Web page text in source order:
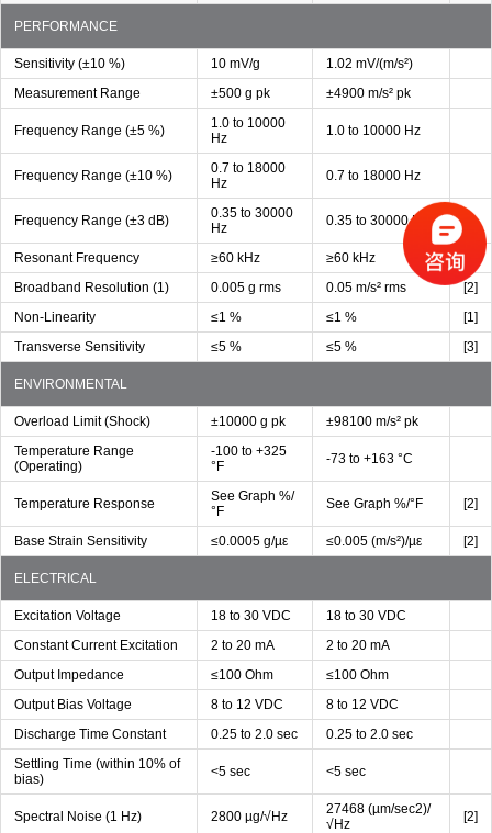
PERFORMANCE
Sensitivity (±10 %) 10 mV/g
1.02 mV/(m/s²)
Measurement Range
±500 g pk ±4900 m/s² pk
Frequency Range (±5 %)
1.0 to 10000
Hz
1.0 to 10000 Hz
Frequency Range (±10 %)
0.7 to 18000
Hz
0.7 to 18000 Hz
Frequency Range (±3 dB)
0.35 to 30000
Hz
0.35 to 30000 Hz
Resonant Frequency ≥60 kHz
≥60 kHz
Broadband Resolution (1)
0.005 g rms 0.05 m/s² rms
[2]
Non-Linearity
≤1 % ≤1 %
[1]
Transverse Sensitivity
≤5 % ≤5 % [3]
ENVIRONMENTAL
Overload Limit (Shock) ±10000 g pk
±98100 m/s² pk
Temperature Range
(Operating)
-100 to +325
°F
-73 to +163 °C
Temperature Response
See Graph %/
°F
See Graph %/°F [2]
Base Strain Sensitivity ≤0.0005 g/µε ≤0.005 (m/s²)/µε [2]
ELECTRICAL
Excitation Voltage 18 to 30 VDC
18 to 30 VDC
Constant Current Excitation
2 to 20 mA
2 to 20 mA
Output Impedance
≤100 Ohm
≤100 Ohm
Output Bias Voltage
8 to 12 VDC
8 to 12 VDC
Discharge Time Constant
0.25 to 2.0 sec
0.25 to 2.0 sec
Settling Time (within 10% of
bias)
<5 sec <5 sec
Spectral Noise (1 Hz) 2800 µg/√Hz
27468 (µm/sec2)/
√Hz
[2]